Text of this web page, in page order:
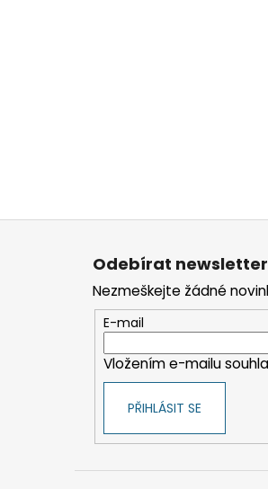
Z
Odebírat newsletter
Nezmeškejte žádné
E-mail
Vložením e-mailu
PŘIHLÁSIT SE